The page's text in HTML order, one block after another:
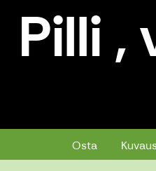
Pilli ,
Pilli ,
Osta